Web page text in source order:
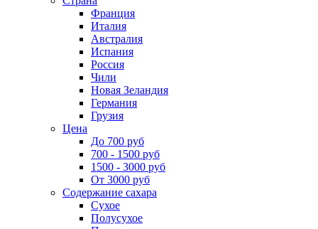
Франция
Италия
Австралия
Испания
Россия
Чили
Новая Зеландия
Германия
Грузия
Цена
До 700 руб
700 - 1500 руб
1500 - 3000 руб
От 3000 руб
Содержание сахара
Сухое
Полусухое